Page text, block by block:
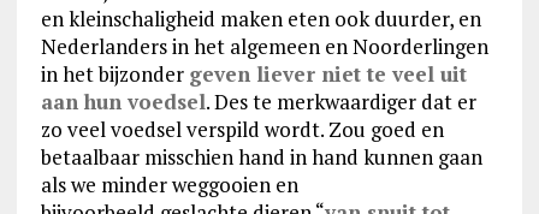
en kleinschaligheid maken eten ook duurder, en
Nederlanders in het algemeen en Noorderlingen
in het bijzonder geven liever niet te veel uit
aan hun voedsel. Des te merkwaardiger dat er
zo veel voedsel verspild wordt. Zou goed en
betaalbaar misschien hand in hand kunnen gaan
als we minder weggooien en